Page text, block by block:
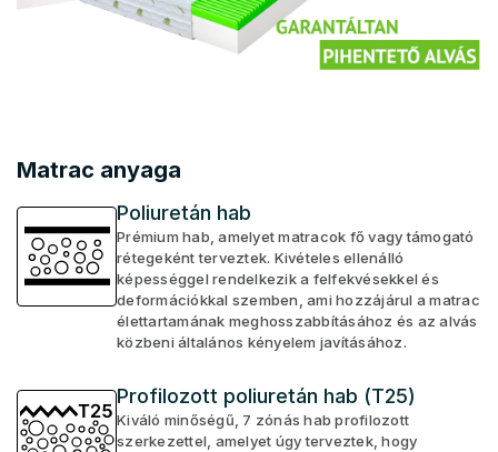
Matrac anyaga
Poliuretán hab
Prémium hab, amelyet matracok fő vagy támogató
rétegeként terveztek. Kivételes ellenálló
képességgel rendelkezik a felfekvésekkel és
deformációkkal szemben, ami hozzájárul a matrac
élettartamának meghosszabbításához és az alvás
közbeni általános kényelem javításához.
Profilozott poliuretán hab (T25)
Kiváló minőségű, 7 zónás hab profilozott
szerkezettel, amelyet úgy terveztek, hogy